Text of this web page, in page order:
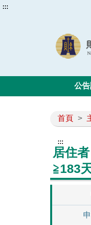
:::
公
首頁 >
:::
居住
≧183天